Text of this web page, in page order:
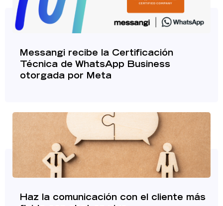
Messangi recibe la Certificación
Técnica de WhatsApp Business
otorgada por Meta
Haz la comunicación con el cliente más